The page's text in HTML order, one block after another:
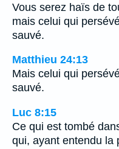
Vous serez haïs de
mais celui qui
sauvé.
Matthieu 24:13
Mais celui qui
sauvé.
Luc 8:15
Ce qui est tombé
qui, ayant entendu la